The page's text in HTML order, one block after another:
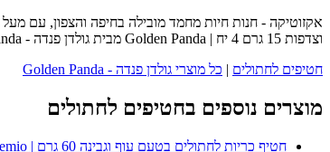
וצדפות 15 גרם 4 יח | Golden Panda מבית גולדן פנדה - Golden Panda - כנסו לעמוד המוצר המלא לפרטים נוספים, ביקורות לקוחות והזמנה.
חטיפים לחתולים | כל מוצרי גולדן פנדה - Golden Panda
מוצרים נוספים בחטיפים לחתולים
חטיף כריות לחתולים בטעם עוף וגבינה 60 גרם | Premio